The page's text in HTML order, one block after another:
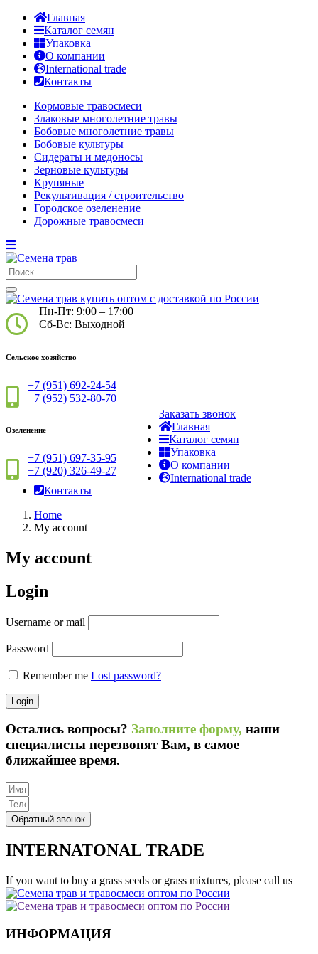
Главная
Каталог семян
Упаковка
О компании
International trade
Контакты
Кормовые травосмеси
Злаковые многолетние травы
Бобовые многолетние травы
Бобовые культуры
Сидераты и медоносы
Зерновые культуры
Крупяные
Рекультивация / строительство
Городское озеленение
Дорожные травосмеси
Пн-Пт: 9:00 – 17:00
Сб-Вс: Выходной
Сельское хозяйство
+7 (951) 692-24-54
+7 (952) 532-80-70
Озеленение
+7 (951) 697-35-95
+7 (920) 326-49-27
Заказать звонок
Главная
Каталог семян
Упаковка
О компании
International trade
Контакты
Home
My account
My account
Login
Username or mail
Password
Remember me Lost password?
Login
Остались вопросы? Заполните форму, наши
специалисты перезвонят Вам, в самое
ближайшее время.
Обратный звонок
INTERNATONAL TRADE
If you want to buy a grass seeds or grass mixtures, please call us
ИНФОРМАЦИЯ